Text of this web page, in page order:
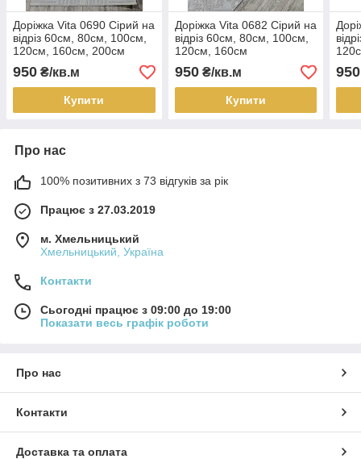
Доріжка Vita 0690 Сірий на
відріз 60см, 80см, 100см,
120см, 160см, 200см
950 ₴/кв.м
Купити
Доріжка Vita 0682 Сірий на
відріз 60см, 80см, 100см,
120см, 160см
950₴/кв.м
Купити
950
Про нас
100% позитивних з 73 відгуків за рік
Працює з 27.03.2019
м. Хмельницький
Хмельницький, Україна
Контакти
Сьогодні працює з 09:00 до 19:00
Показати весь графік роботи
Про нас
Контакти
Доставка та оплата